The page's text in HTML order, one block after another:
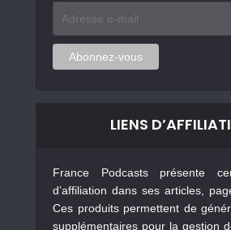
mail
Abonnez-vous
LIENS
France Podcasts présente
d’affiliation dans ses articles,
Ces produits permettent de
supplémentaires pour la gestion